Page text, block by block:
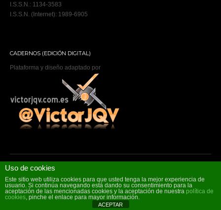
I.S.S.N.: 1134-3583
I.S.S.N. (Internet): 1989-6905
CADERNOS (EDICIÓN DIGITAL)
Plataforma y diseño adaptado por
Copyright © 2026 ,
Política de privacidade·Aviso legal ·Política de cookies ·Accesibilidade
Uso de cookies
Este sitio web utiliza cookies para que usted tenga la mejor experiencia de
usuario. Si continúa navegando está dando su consentimiento para la
aceptación de las mencionadas cookies y la aceptación de nuestra política de
cookies, pinche el enlace para mayor información.
ACEPTAR